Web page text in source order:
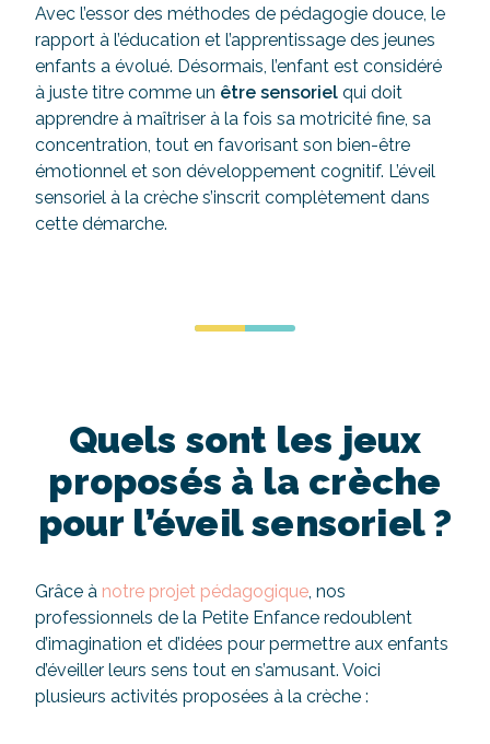
Avec l’essor des méthodes de pédagogie douce, le
rapport à l’éducation et l’apprentissage des jeunes
enfants a évolué. Désormais, l’enfant est considéré
à juste titre comme un être sensoriel qui doit
apprendre à maîtriser à la fois sa motricité fine, sa
concentration, tout en favorisant son bien-être
émotionnel et son développement cognitif. L’éveil
sensoriel à la crèche s’inscrit complètement dans
cette démarche.
Quels sont les jeux
proposés à la crèche
pour l’éveil sensoriel ?
Grâce à notre projet pédagogique, nos
professionnels de la Petite Enfance redoublent
d’imagination et d’idées pour permettre aux enfants
d’éveiller leurs sens tout en s’amusant. Voici
plusieurs activités proposées à la crèche :